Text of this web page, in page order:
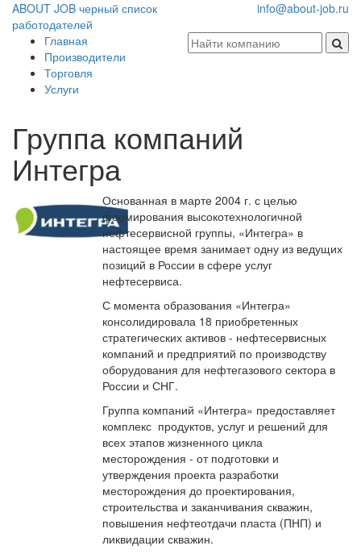
ABOUT JOB черный список
работодателей
info@about-job.ru
Главная
Производители
Торговля
Услуги
Группа компаний
Интегра
Основанная в марте 2004 г. с целью
формирования высокотехнологичной
нефтесервисной группы, «Интегра» в
настоящее время занимает одну из ведущих
позиций в России в сфере услуг
нефтесервиса.
С момента образования «Интегра»
консолидировала 18 приобретенных
стратегических активов - нефтесервисных
компаний и предприятий по производству
оборудования для нефтегазового сектора в
России и СНГ.
Группа компаний «Интегра» предоставляет
комплекс продуктов, услуг и решений для
всех этапов жизненного цикла
месторождения - от подготовки и
утверждения проекта разработки
месторождения до проектирования,
строительства и заканчивания скважин,
повышения нефтеотдачи пласта (ПНП) и
ликвидации скважин.